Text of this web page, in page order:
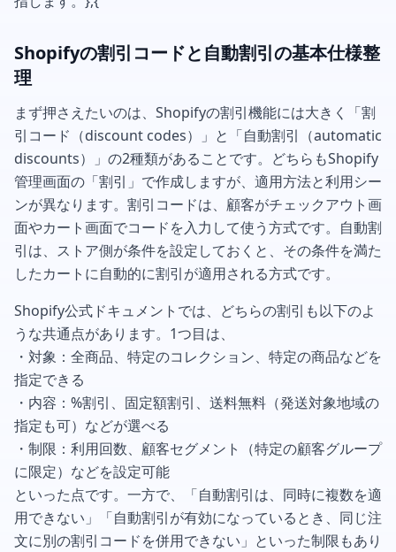
Shopifyの割引コードと自動割引の基本仕様整
理
まず押さえたいのは、Shopifyの割引機能には大きく「割
引コード（discount codes）」と「自動割引（automatic
discounts）」の2種類があることです。どちらもShopify
管理画面の「割引」で作成しますが、適用方法と利用シー
ンが異なります。割引コードは、顧客がチェックアウト画
面やカート画面でコードを入力して使う方式です。自動割
引は、ストア側が条件を設定しておくと、その条件を満た
したカートに自動的に割引が適用される方式です。
Shopify公式ドキュメントでは、どちらの割引も以下のよ
うな共通点があります。1つ目は、
・対象：全商品、特定のコレクション、特定の商品などを
指定できる
・内容：%割引、固定額割引、送料無料（発送対象地域の
指定も可）などが選べる
・制限：利用回数、顧客セグメント（特定の顧客グループ
に限定）などを設定可能
といった点です。一方で、「自動割引は、同時に複数を適
用できない」「自動割引が有効になっているとき、同じ注
文に別の割引コードを併用できない」といった制限もあり